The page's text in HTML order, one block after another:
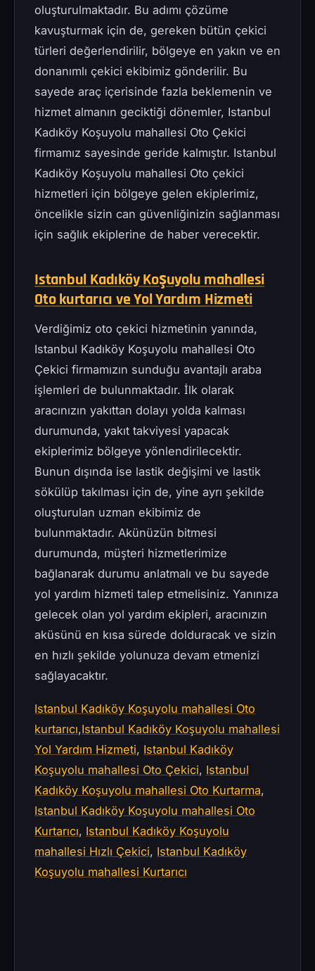
oluşturulmaktadır. Bu adımı çözüme
kavuşturmak için de, gereken bütün çekici
türleri değerlendirilir, bölgeye en yakın ve en
donanımlı çekici ekibimiz gönderilir. Bu
sayede araç içerisinde fazla beklemenin ve
hizmet almanın geciktiği dönemler, Istanbul
Kadıköy Koşuyolu mahallesi Oto Çekici
firmamız sayesinde geride kalmıştır. Istanbul
Kadıköy Koşuyolu mahallesi Oto çekici
hizmetleri için bölgeye gelen ekiplerimiz,
öncelikle sizin can güvenliğinizin sağlanması
için sağlık ekiplerine de haber verecektir.
Istanbul Kadıköy Koşuyolu mahallesi
Oto kurtarıcı ve Yol Yardım Hizmeti
Verdiğimiz oto çekici hizmetinin yanında,
Istanbul Kadıköy Koşuyolu mahallesi Oto
Çekici firmamızın sunduğu avantajlı araba
işlemleri de bulunmaktadır. İlk olarak
aracınızın yakıttan dolayı yolda kalması
durumunda, yakıt takviyesi yapacak
ekiplerimiz bölgeye yönlendirilecektir.
Bunun dışında ise lastik değişimi ve lastik
sökülüp takılması için de, yine ayrı şekilde
oluşturulan uzman ekibimiz de
bulunmaktadır. Akünüzün bitmesi
durumunda, müşteri hizmetlerimize
bağlanarak durumu anlatmalı ve bu sayede
yol yardım hizmeti talep etmelisiniz. Yanınıza
gelecek olan yol yardım ekipleri, aracınızın
aküsünü en kısa sürede dolduracak ve sizin
en hızlı şekilde yolunuza devam etmenizi
sağlayacaktır.
Istanbul Kadıköy Koşuyolu mahallesi Oto
kurtarıcı,Istanbul Kadıköy Koşuyolu mahallesi
Yol Yardım Hizmeti, Istanbul Kadıköy
Koşuyolu mahallesi Oto Çekici, Istanbul
Kadıköy Koşuyolu mahallesi Oto Kurtarma,
Istanbul Kadıköy Koşuyolu mahallesi Oto
Kurtarıcı, Istanbul Kadıköy Koşuyolu
mahallesi Hızlı Çekici, Istanbul Kadıköy
Koşuyolu mahallesi Kurtarıcı